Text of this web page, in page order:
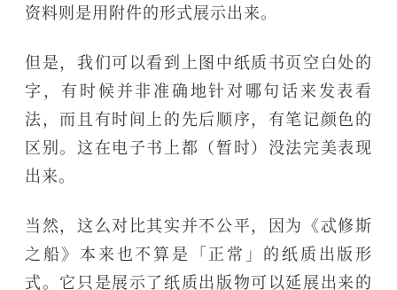
资料则是用附件的形式展示出来。
但是，我们可以看到上图中纸质书页空白处的
字，有时候并非准确地针对哪句话来发表看
法，而且有时间上的先后顺序，有笔记颜色的
区别。这在电子书上都（暂时）没法完美表现
出来。
当然，这么对比其实并不公平，因为《忒修斯
之船》本来也不算是「正常」的纸质出版形
式。它只是展示了纸质出版物可以延展出来的